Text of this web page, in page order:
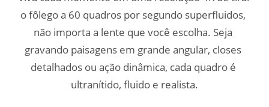
o fôlego a 60 quadros por segundo superfluidos,
não importa a lente que você escolha. Seja
gravando paisagens em grande angular, closes
detalhados ou ação dinâmica, cada quadro é
ultranítido, fluido e realista.
o fôlego a 60 quadros por segundo superfluidos,
não importa a lente que você escolha. Seja
gravando paisagens em grande angular, closes
detalhados ou ação dinâmica, cada quadro é
ultranítido, fluido e realista.
o fôlego a 60 quadros por segundo superfluidos,
não importa a lente que você escolha. Seja
gravando paisagens em grande angular, closes
detalhados ou ação dinâmica, cada quadro é
ultranítido, fluido e realista.